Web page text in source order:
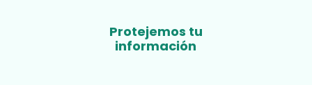
Protejemos tu
información